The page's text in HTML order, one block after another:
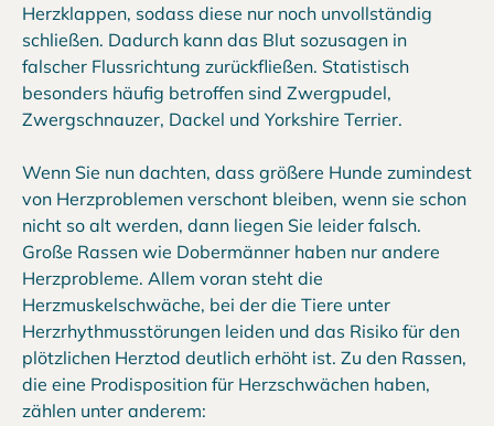
Herzklappen, sodass diese nur noch unvollständig
schließen. Dadurch kann das Blut sozusagen in
falscher Flussrichtung zurückfließen. Statistisch
besonders häufig betroffen sind Zwergpudel,
Zwergschnauzer, Dackel und Yorkshire Terrier.
Wenn Sie nun dachten, dass größere Hunde zumindest
von Herzproblemen verschont bleiben, wenn sie schon
nicht so alt werden, dann liegen Sie leider falsch.
Große Rassen wie Dobermänner haben nur andere
Herzprobleme. Allem voran steht die
Herzmuskelschwäche, bei der die Tiere unter
Herzrhythmusstörungen leiden und das Risiko für den
plötzlichen Herztod deutlich erhöht ist. Zu den Rassen,
die eine Prodisposition für Herzschwächen haben,
zählen unter anderem: